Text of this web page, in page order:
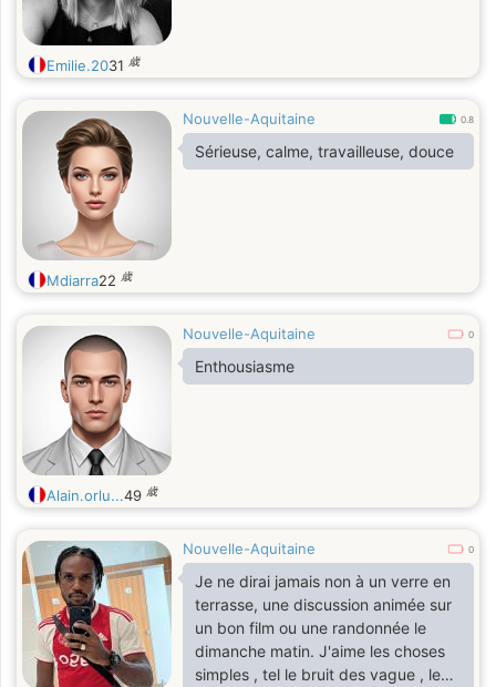
Emilie.2031 歳
Nouvelle-Aquitaine 0.8
Sérieuse, calme, travailleuse, douce
Mdiarra22 歳
Nouvelle-Aquitaine 0
Enthousiasme
Alain.orlu...49 歳
Nouvelle-Aquitaine 0
Je ne dirai jamais non à un verre en
terrasse, une discussion animée sur
un bon film ou une randonnée le
dimanche matin. J'aime les choses
simples , tel le bruit des vague , le